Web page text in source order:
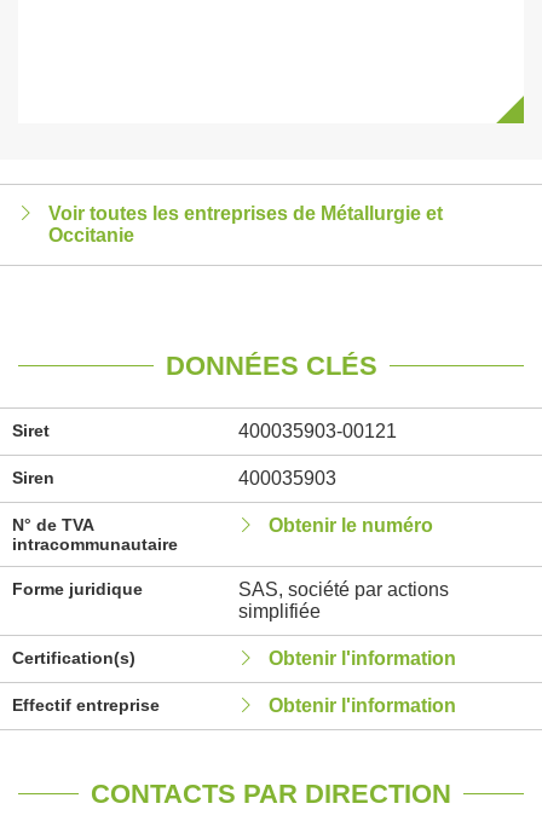
Voir toutes les entreprises de Métallurgie et
Occitanie
DONNÉES CLÉS
Siret 400035903-00121
Siren 400035903
N° de TVA
intracommunautaire
Obtenir le numéro
Forme juridique
SAS, société par actions
simplifiée
Certification(s) Obtenir l'information
Effectif entreprise Obtenir l'information
CONTACTS PAR DIRECTION